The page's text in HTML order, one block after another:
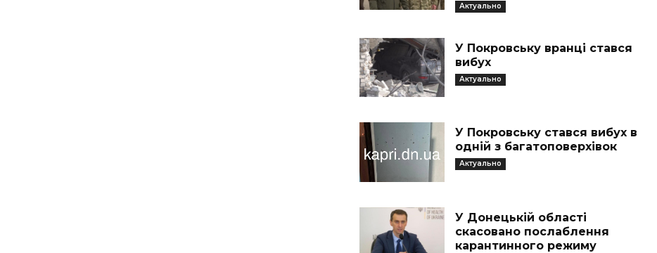
Актуально
У Покровську вранці стався
вибух
Актуально
У Покровську стався вибух в
одній з багатоповерхівок
Актуально
У Донецькій області
скасовано послаблення
карантинного режиму